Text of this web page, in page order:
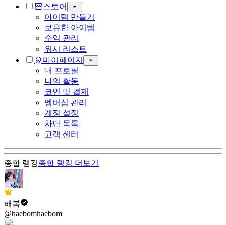
스토어
아이템 만들기
보유한 아이템
수익 관리
위시 리스트
마이페이지
내 프로필
나의 활동
코인 및 결제
멤버십 관리
계정 설정
차단 목록
고객 센터
종합 랭킹종합 랭킹 더보기
해봄
@haebomhaebom